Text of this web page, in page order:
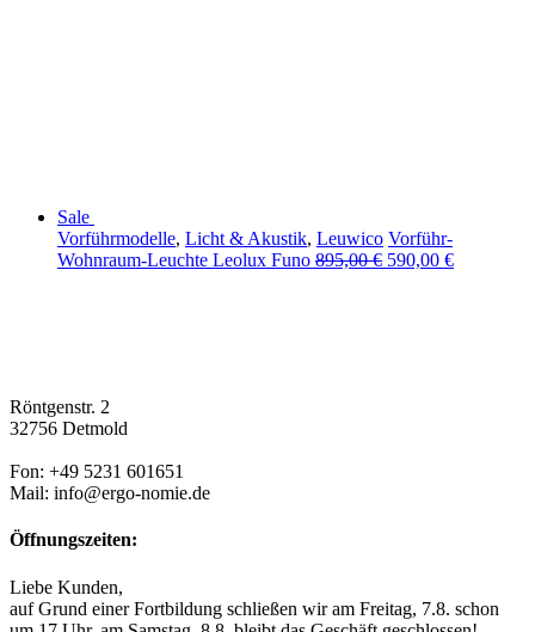
Sale
Vorführmodelle, Licht & Akustik, Leuwico Vorführ-
Wohnraum-Leuchte Leolux Funo 895,00€ 590,00 €
Röntgenstr. 2
32756 Detmold
Fon: +49 5231 601651
Mail: info@ergo-nomie.de
Öffnungszeiten:
Liebe Kunden,
auf Grund einer Fortbildung schließen wir am Freitag, 7.8. schon